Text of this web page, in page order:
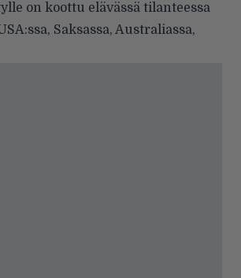
on koottu elävässä tilanteessa
Saksassa, Australiassa,